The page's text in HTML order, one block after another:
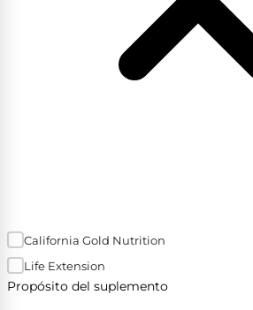
California Gold Nutrition
Life Extension
Propósito del suplemento